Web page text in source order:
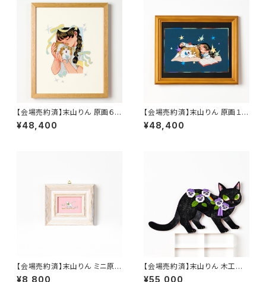
【会場売約済】末山りん 原画６
「キュートアグレッション」
¥48,400
【会場売約済】末山りん 原画１２
「また夢で遊ぼう」
¥48,400
【会場売約済】末山りん ミニ原画
４「まっさらなあの子」
¥8,800
【会場売約済】末山りん 木工作
品１「PURPLE CAT」
¥55,000